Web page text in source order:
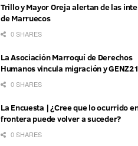
Trillo y Mayor Oreja alertan de las
de Marruecos
0 SHARES
La Asociación Marroquí de Derechos
Humanos vincula migración y
0 SHARES
La Encuesta | ¿Cree que lo ocurrido
frontera puede volver a suceder?
0 SHARES